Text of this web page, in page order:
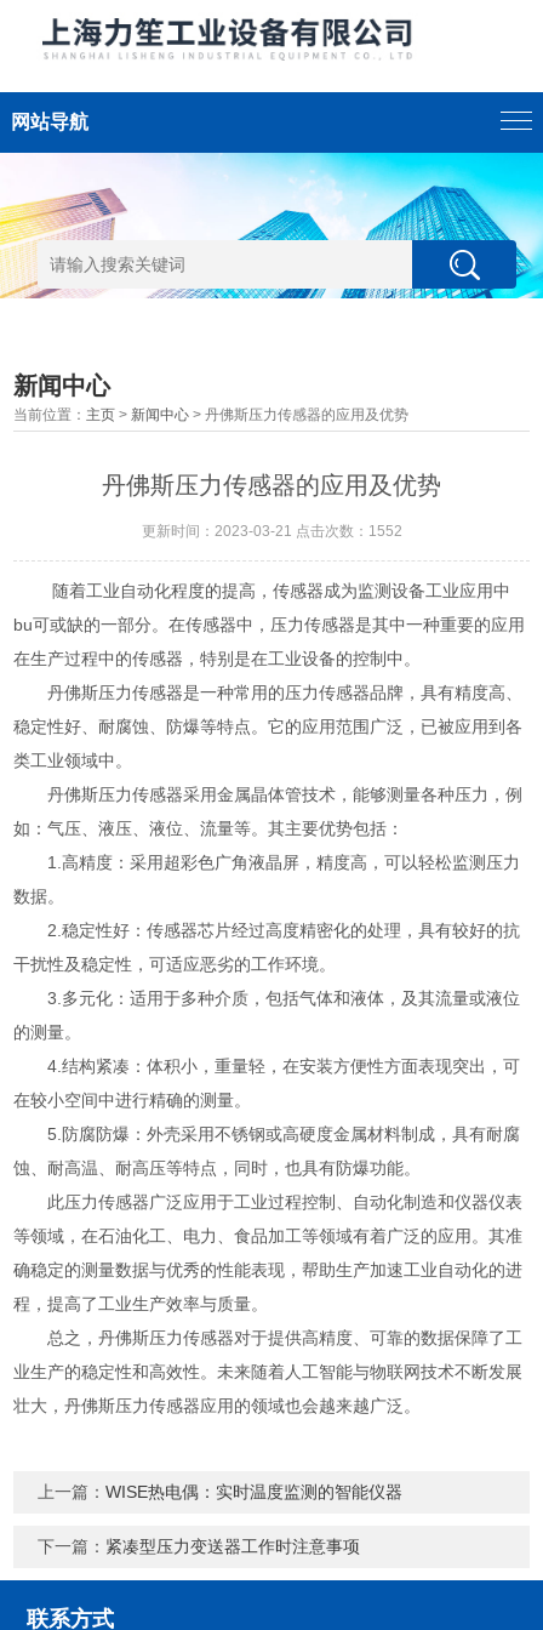
网站导航
新闻中心
当前位置： 主页 > 新闻中心 > 丹佛斯压力传感器的应用及优势
丹佛斯压力传感器的应用及优势
更新时间：2023-03-21 点击次数：1552
随着工业自动化程度的提高，传感器成为监测设备工业应用中
bu可或缺的一部分。在传感器中，压力传感器是其中一种重要的应用
在生产过程中的传感器，特别是在工业设备的控制中。
丹佛斯压力传感器是一种常用的压力传感器品牌，具有精度高、
稳定性好、耐腐蚀、防爆等特点。它的应用范围广泛，已被应用到各
类工业领域中。
丹佛斯压力传感器采用金属晶体管技术，能够测量各种压力，例
如：气压、液压、液位、流量等。其主要优势包括：
1.高精度：采用超彩色广角液晶屏，精度高，可以轻松监测压力
数据。
2.稳定性好：传感器芯片经过高度精密化的处理，具有较好的抗
干扰性及稳定性，可适应恶劣的工作环境。
3.多元化：适用于多种介质，包括气体和液体，及其流量或液位
的测量。
4.结构紧凑：体积小，重量轻，在安装方便性方面表现突出，可
在较小空间中进行精确的测量。
5.防腐防爆：外壳采用不锈钢或高硬度金属材料制成，具有耐腐
蚀、耐高温、耐高压等特点，同时，也具有防爆功能。
此压力传感器广泛应用于工业过程控制、自动化制造和仪器仪表
等领域，在石油化工、电力、食品加工等领域有着广泛的应用。其准
确稳定的测量数据与优秀的性能表现，帮助生产加速工业自动化的进
程，提高了工业生产效率与质量。
总之，丹佛斯压力传感器对于提供高精度、可靠的数据保障了工
业生产的稳定性和高效性。未来随着人工智能与物联网技术不断发展
壮大，丹佛斯压力传感器应用的领域也会越来越广泛。
上一篇：WISE热电偶：实时温度监测的智能仪器
下一篇： 紧凑型压力变送器工作时注意事项
联系方式